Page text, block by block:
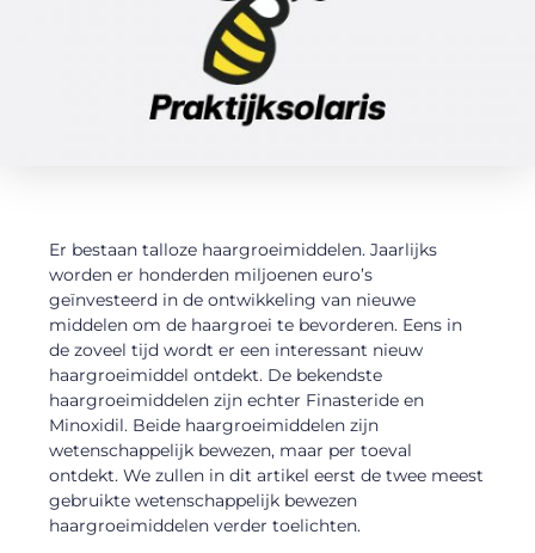
Er bestaan talloze haargroeimiddelen. Jaarlijks
worden er honderden miljoenen euro’s
geïnvesteerd in de ontwikkeling van nieuwe
middelen om de haargroei te bevorderen. Eens in
de zoveel tijd wordt er een interessant nieuw
haargroeimiddel ontdekt. De bekendste
haargroeimiddelen zijn echter Finasteride en
Minoxidil. Beide haargroeimiddelen zijn
wetenschappelijk bewezen, maar per toeval
ontdekt. We zullen in dit artikel eerst de twee meest
gebruikte wetenschappelijk bewezen
haargroeimiddelen verder toelichten.